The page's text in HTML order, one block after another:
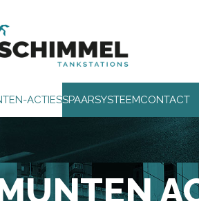
ACTIESSPAARSYSTEEMCONTACT